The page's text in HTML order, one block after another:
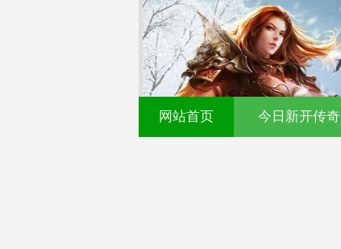
网站首页 今日新开传奇